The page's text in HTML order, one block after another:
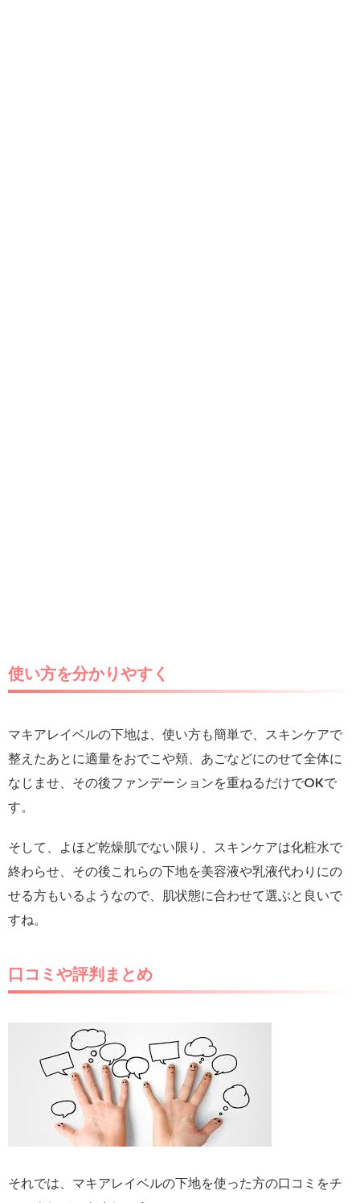
使い方を分かりやすく
マキアレイベルの下地は、使い方も簡単で、スキンケアで
整えたあとに適量をおでこや頬、あごなどにのせて全体に
なじませ、その後ファンデーションを重ねるだけでOKで
す。
そして、よほど乾燥肌でない限り、スキンケアは化粧水で
終わらせ、その後これらの下地を美容液や乳液代わりにの
せる方もいるようなので、肌状態に合わせて選ぶと良いで
すね。
口コミや評判まとめ
それでは、マキアレイベルの下地を使った方の口コミをチ